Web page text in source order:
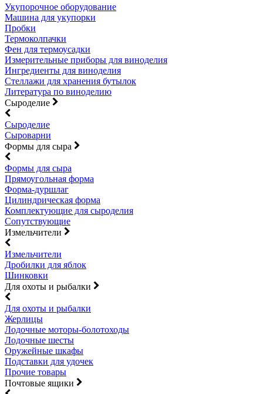
Укупорочное оборудование
Машина для укупорки
Пробки
Термоколпачки
Фен для термоусадки
Измерительные приборы для виноделия
Ингредиенты для виноделия
Стеллажи для хранения бутылок
Литература по виноделию
Сыроделие
Сыроделие
Сыроварни
Формы для сыра
Формы для сыра
Прямоугольная форма
Форма-дуршлаг
Цилиндрическая форма
Комплектующие для сыроделия
Сопутствующие
Измельчители
Измельчители
Дробилки для яблок
Шинковки
Для охоты и рыбалки
Для охоты и рыбалки
Жерлицы
Лодочные моторы-болотоходы
Лодочные шесты
Оружейные шкафы
Подставки для удочек
Прочие товары
Почтовые ящики